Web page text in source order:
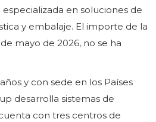
en soluciones de
y embalaje. El importe de la
mayo de 2026, no se ha
y con sede en los Países
desarrolla sistemas de
con tres centros de